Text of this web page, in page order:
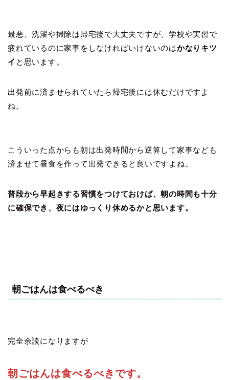
最悪、洗濯や掃除は帰宅後で大丈夫ですが、学校や実習で
疲れているのに家事をしなければいけないのはかなりキツ
イ と思います。
出発前に済ませられていたら帰宅後には休むだけですよ
ね。
こういった点からも朝は出発時間から逆算して家事なども
済ませて昼食を作って出発できると良いですよね。
普段から早起きする習慣をつけておけば、朝の時間も十分
に確保でき、夜にはゆっくり休めるかと思います。
朝ごはんは食べるべき
完全余談になりますが
朝ごはんは食べるべきです。